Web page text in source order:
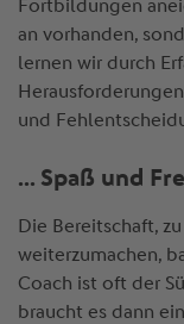
Fortbildungen
an vorhanden,
lernen wir durch
und
... Spaß und
Die Bereitschaft,
weiterzumachen,
Coach ist oft der
braucht es dann